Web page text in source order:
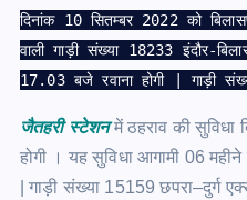
दिनांक 10 सितम्बर 2022 को
वाली गाड़ी संख्या 18233 इंदौर-
17.03 बजे रवाना होगी | गाड़ी
जैतहरी स्टेशनमें ठहराव की सुविधा
होगी । यह सुविधा आगामी 06
| गाड़ी संख्या 15159 छपरा–दुर्ग